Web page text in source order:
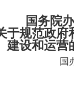
国务院
于规范政
建设和运营
国